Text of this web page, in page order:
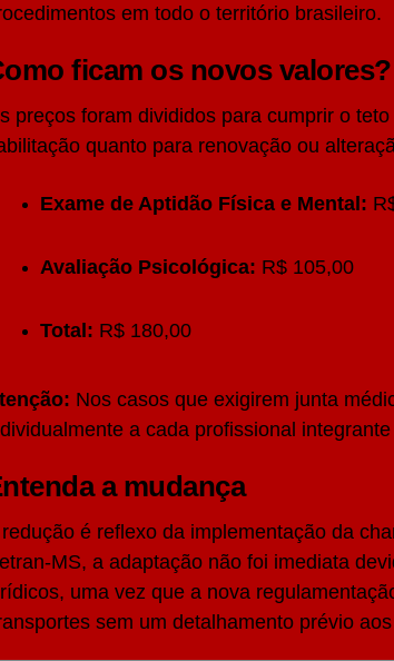
em todo o território brasileiro.
ficam os novos valores?
preços foram divididos para cumprir o
quanto para renovação ou
Exame de Aptidão Física e Mental:
Avaliação Psicológica: R$ 105,00
Total: R$ 180,00
Nos casos que exigirem junta
a cada profissional
a mudança
é reflexo da implementação da
MS, a adaptação não foi imediata
uma vez que a nova
sem um detalhamento prévio